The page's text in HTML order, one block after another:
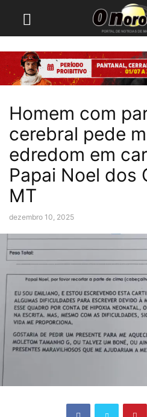
Homem com
cerebral pede
edredom em
Papai Noel dos
MT
dezembro 10, 2025